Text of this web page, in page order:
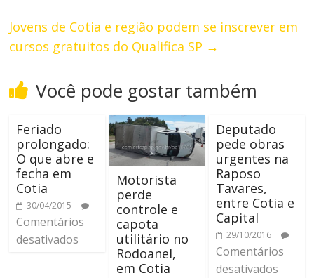
Jovens de Cotia e região podem se inscrever em
cursos gratuitos do Qualifica SP →
Você pode gostar também
Feriado
prolongado:
O que abre e
fecha em
Cotia
30/04/2015
Comentários
desativados
Motorista
perde
controle e
capota
utilitário no
Rodoanel,
em Cotia
Deputado
pede obras
urgentes na
Raposo
Tavares,
entre Cotia e
Capital
29/10/2016
Comentários
desativados